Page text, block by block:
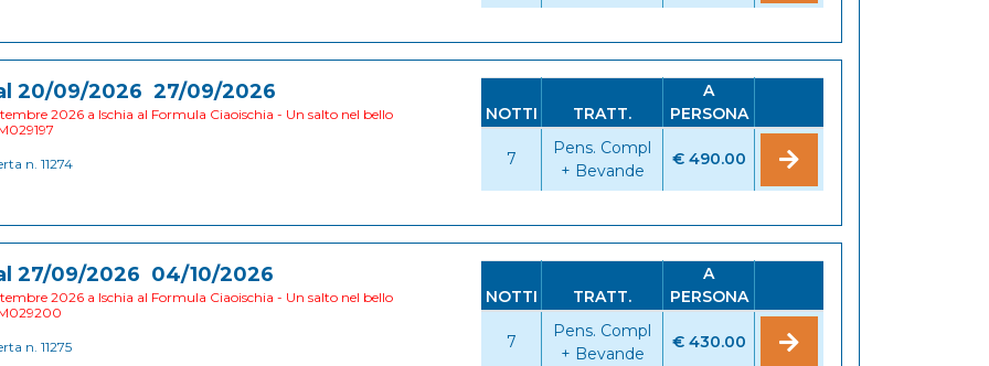
20/09/2026 27/09/2026
2026 a Ischia al Formula Ciaoischia - Un salto nel bello
n. 11274
NOTTI TRATT.
A
PERSONA
7
Pens. Compl
+ Bevande
€ 490.00
27/09/2026 04/10/2026
2026 a Ischia al Formula Ciaoischia - Un salto nel bello
n. 11275
NOTTI TRATT.
A
PERSONA
7
Pens. Compl
+ Bevande
€ 430.00